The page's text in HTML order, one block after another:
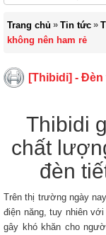
Trang chủ » Tin tức »
không nên ham rẻ
[Thibidi] -
Thibidi
chất
đèn
Trên thị trường ngày
điện năng, tuy nhiên
gây khó khăn cho